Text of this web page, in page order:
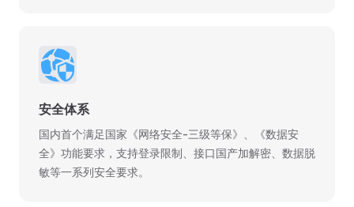
安全体系
国内首个满足国家《网络安全-三级等保》、《数据安
全》功能要求，支持登录限制、接口国产加解密、数据脱
敏等一系列安全要求。